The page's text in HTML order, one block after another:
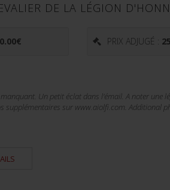
DE LA LÉGION
€ PRIX ADJUGÉ :
Un petit éclat dans l'émail. A noter une
supplémentaires sur www.aiolfi.com. Additional